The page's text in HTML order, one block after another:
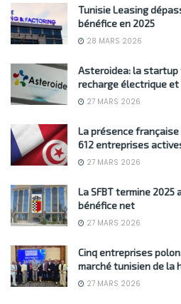
Tunisie Leasing
bénéfice en 2025
28 MARS 2026
Asteroidea: la startup
recharge électrique
27 MARS 2026
La présence française
612 entreprises
27 MARS 2026
La SFBT termine 2025
bénéfice net
27 MARS 2026
Cinq entreprises
marché tunisien de la
27 MARS 2026